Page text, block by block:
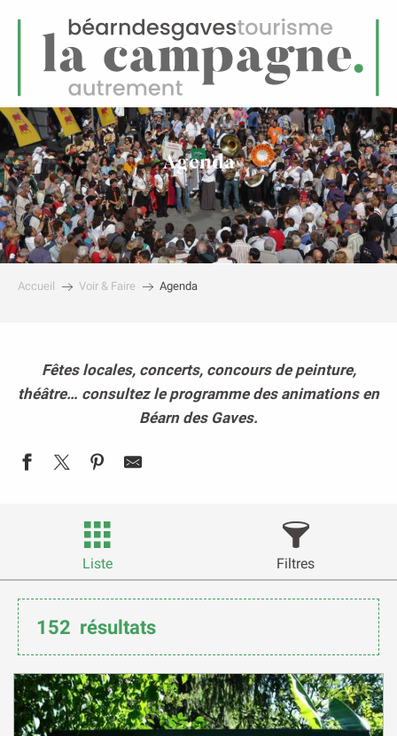
Menu
Agenda
Accueil Voir & Faire Agenda
Fêtes locales, concerts, concours de peinture,
théâtre… consultez le programme des animations en
Béarn des Gaves.
Liste Filtres
152 résultats